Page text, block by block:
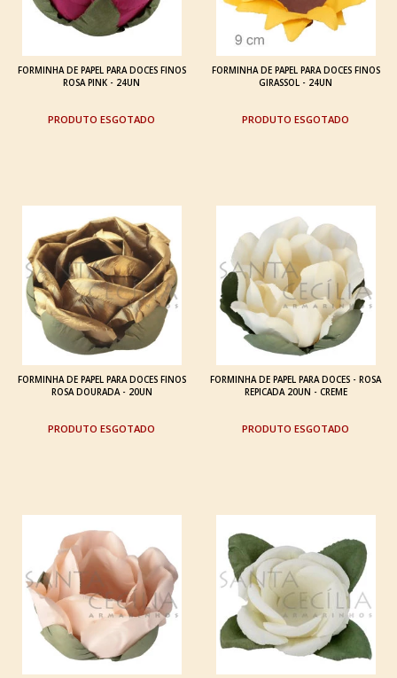
FORMINHA DE PAPEL PARA DOCES FINOS
ROSA PINK - 24UN
ESGOTADO
FORMINHA DE PAPEL PARA DOCES FINOS
GIRASSOL - 24UN
ESGOTADO
FORMINHA DE PAPEL PARA DOCES FINOS
ROSA DOURADA - 20UN
ESGOTADO
FORMINHA DE PAPEL PARA DOCES - ROSA
REPICADA 20UN - CREME
ESGOTADO